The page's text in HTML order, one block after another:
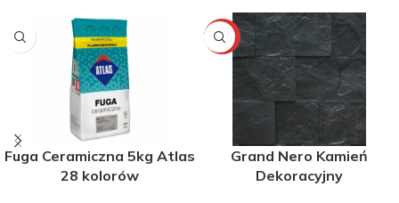
Fuga Ceramiczna 5kg Atlas
28 kolorów
-10%
Grand Nero Kamień
Dekoracyjny